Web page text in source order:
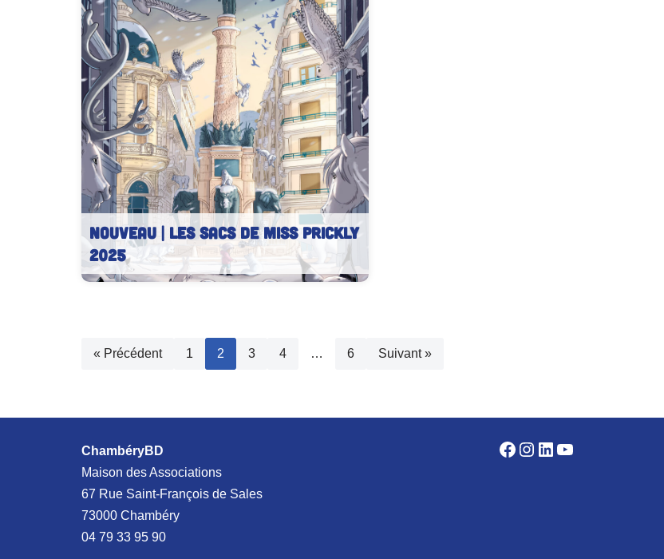
NOUVEAU | Les Sacs de Miss Prickly
2025
« Précédent 1 2 3 4 … 6 Suivant »
ChambéryBD
Maison des Associations
67 Rue Saint-François de Sales
73000 Chambéry
04 79 33 95 90